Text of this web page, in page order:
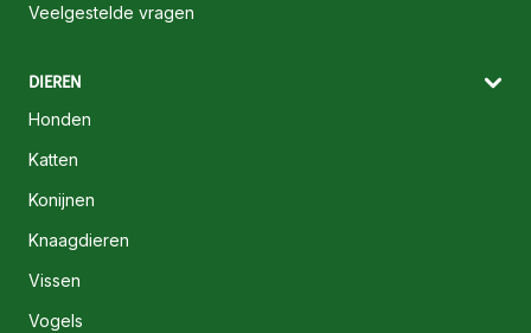
Veelgestelde vragen
DIEREN
Honden
Katten
Konijnen
Knaagdieren
Vissen
Vogels